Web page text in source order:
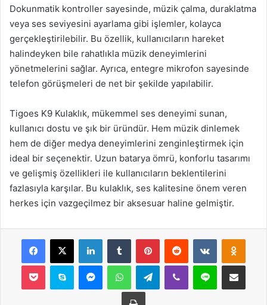
Dokunmatik kontroller sayesinde, müzik çalma, duraklatma
veya ses seviyesini ayarlama gibi işlemler, kolayca
gerçekleştirilebilir. Bu özellik, kullanıcıların hareket
halindeyken bile rahatlıkla müzik deneyimlerini
yönetmelerini sağlar. Ayrıca, entegre mikrofon sayesinde
telefon görüşmeleri de net bir şekilde yapılabilir.
Tigoes K9 Kulaklık, mükemmel ses deneyimi sunan,
kullanıcı dostu ve şık bir üründür. Hem müzik dinlemek
hem de diğer medya deneyimlerini zenginleştirmek için
ideal bir seçenektir. Uzun batarya ömrü, konforlu tasarımı
ve gelişmiş özellikleri ile kullanıcıların beklentilerini
fazlasıyla karşılar. Bu kulaklık, ses kalitesine önem veren
herkes için vazgeçilmez bir aksesuar haline gelmiştir.
Facebook
X LinkedInTumblr PinterestReddit VKontakte
Pocket Skype MessengerWhatsAppTelegramViber Line E-Posta ile
Yazdır